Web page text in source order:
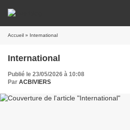
Accueil » International
International
Publié le 23/05/2026 à 10:08
Par ACBIVIERS